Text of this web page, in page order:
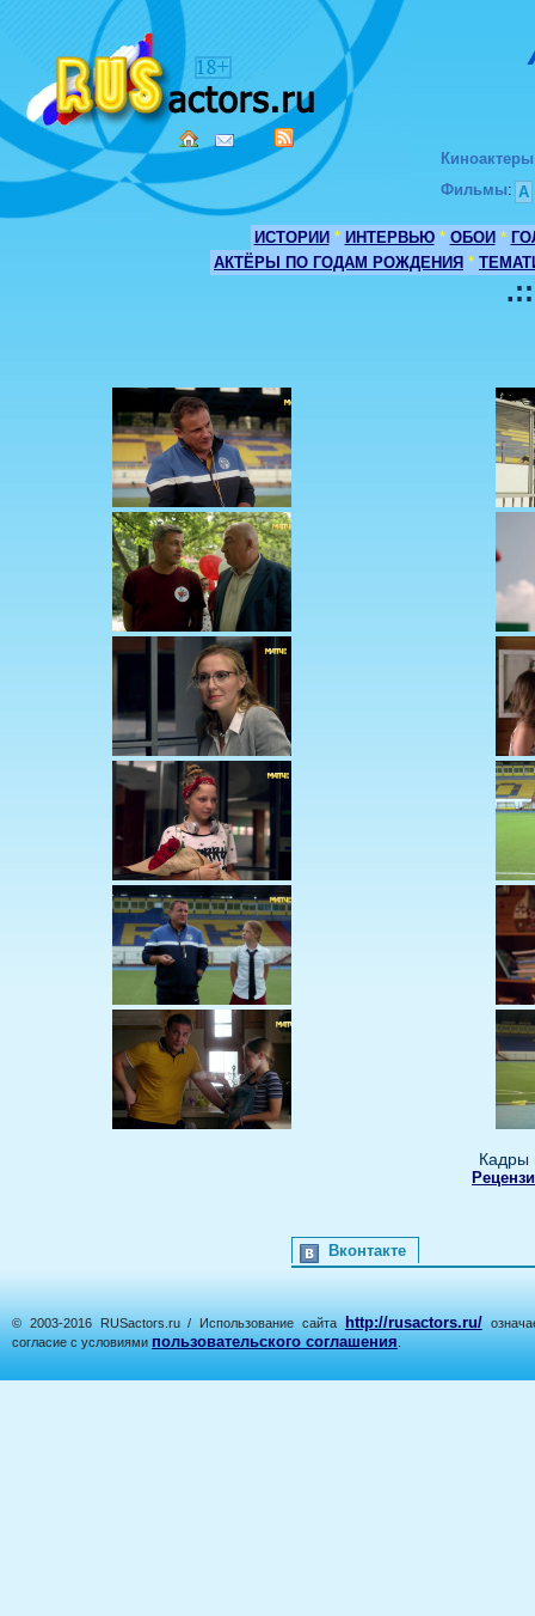
Киноактеры
Фильмы: А
ИСТОРИИ * ИНТЕРВЬЮ * ОБОИ *
АКТЁРЫ ПО ГОДАМ РОЖДЕНИЯ *
Кадры
Вконтакте
© 2003-2016 RUSactors.ru / Использование сайта http://rusactors.ru/
согласие с условиями пользовательского соглашения